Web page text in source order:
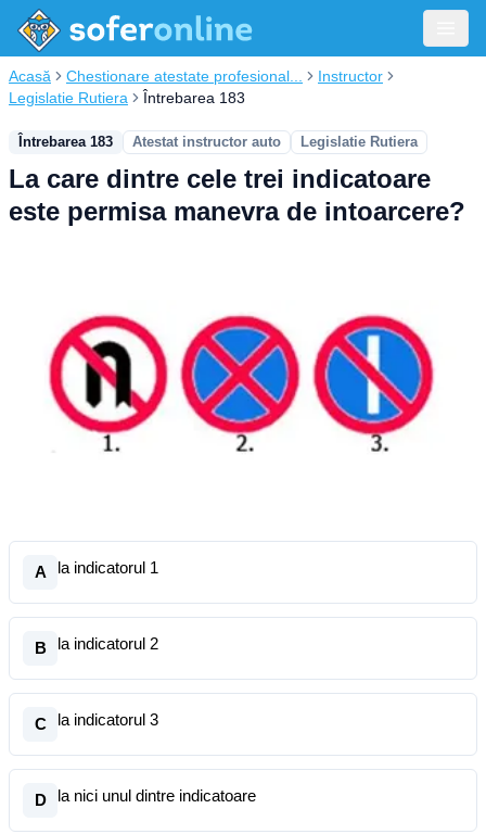
Acasă Chestionare atestate profesional...
Instructor
Legislatie Rutiera
Întrebarea 183
Întrebarea 183 Atestat instructor auto Legislatie Rutiera
La care dintre cele trei indicatoare
este permisa manevra de intoarcere?
A la indicatorul 1
B la indicatorul 2
C la indicatorul 3
D la nici unul dintre indicatoare